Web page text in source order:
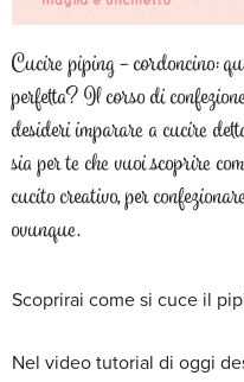
Cucire piping – cordoncino:
perfetta? Il corso di
desideri imparare a cucire
sia per te che vuoi scoprire
cucito creativo, per
ovunque.
Scoprirai come si cuce il
Nel video tutorial di oggi